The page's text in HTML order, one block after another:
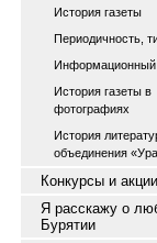
История газеты
Периодичность,
Информационный
История газеты в
фотографиях
История
объединения
Конкурсы и акции
Я расскажу о
Бурятии